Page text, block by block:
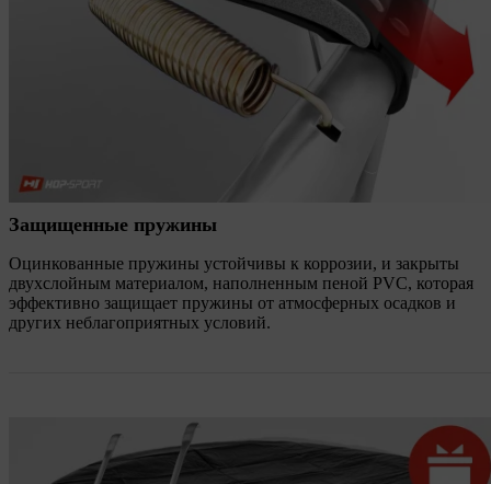
Защищенные пружины
Оцинкованные пружины устойчивы к коррозии, и закрыты
двухслойным материалом, наполненным пеной PVC, которая
эффективно защищает пружины от атмосферных осадков и
других неблагоприятных условий.